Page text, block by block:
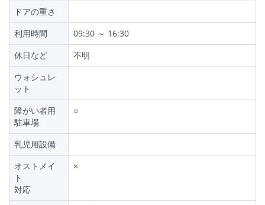
ドアの重さ
利用時間
09:30 ～ 16:30
休日など
不明
ウォシュレ
ット
障がい者用
駐車場
○
乳児用設備
オストメイ
ト
対応
×